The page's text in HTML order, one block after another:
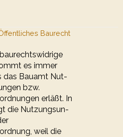
Baurecht
es immer
das Bauamt Nut­
bzw.
erläßt. In
die Nut­zungs­un­
weil die